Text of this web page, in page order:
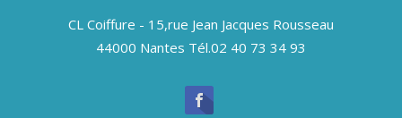
CL Coiffure - 15,rue Jean Jacques Rousseau
44000 Nantes Tél.02 40 73 34 93